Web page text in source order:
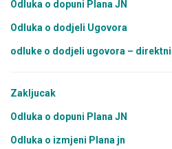
Odluka o dopuni Plana JN
Odluka o dodjeli Ugovora
odluke o dodjeli ugovora –
Zakljucak
Odluka o dopuni Plana JN
Odluka o izmjeni Plana jn